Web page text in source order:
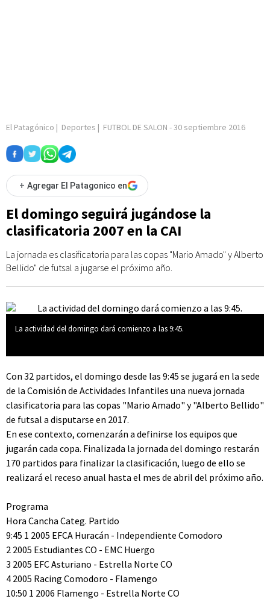
El Patagónico | Deportes | FUTBOL DE SALON -30 septiembre 2016
+ Agregar El Patagonico en
El domingo seguirá jugándose la
clasificatoria 2007 en la CAI
La jornada es clasificatoria para las copas "Mario Amado" y Alberto
Bellido" de futsal a jugarse el próximo año.
La actividad del domingo dará comienzo a las 9:45.
Con 32 partidos, el domingo desde las 9:45 se jugará en la sede
de la Comisión de Actividades Infantiles una nueva jornada
clasificatoria para las copas "Mario Amado" y "Alberto Bellido"
de futsal a disputarse en 2017.
En ese contexto, comenzarán a definirse los equipos que
jugarán cada copa. Finalizada la jornada del domingo restarán
170 partidos para finalizar la clasificación, luego de ello se
realizará el receso anual hasta el mes de abril del próximo año.
Programa
Hora Cancha Categ. Partido
9:45 1 2005 EFCA Huracán - Independiente Comodoro
2 2005 Estudiantes CO - EMC Huergo
3 2005 EFC Asturiano - Estrella Norte CO
4 2005 Racing Comodoro - Flamengo
10:50 1 2006 Flamengo - Estrella Norte CO